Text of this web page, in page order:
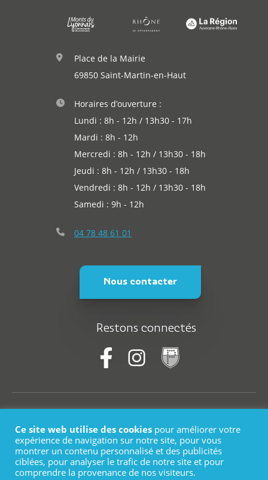
Place de la Mairie
69850 Saint-Martin-en-Haut
Horaires d’ouverture :
Lundi : 8h - 12h / 13h30 - 17h
Mardi : 8h - 12h
Mercredi : 8h - 12h / 13h30 - 18h
Jeudi : 8h - 12h / 13h30 - 18h
Vendredi : 8h - 12h / 13h30 - 18h
Samedi : 9h - 12h
04 78 48 61 01
Nous contacter
Restons connectés
Plan du site
Mentions légales
Ce site web utilise des cookies pour améliorer votre
expérience de navigation sur notre site, pour vous
montrer un contenu personnalisé et des publicités
ciblées, pour analyser le trafic de notre site et pour
comprendre la provenance de nos visiteurs.